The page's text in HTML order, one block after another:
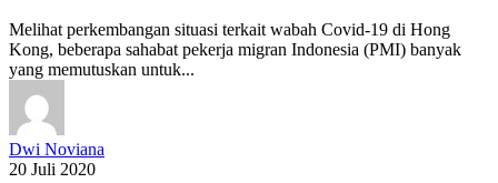
Melihat perkembangan situasi terkait wabah Covid-19 di Hong
Kong, beberapa sahabat pekerja migran Indonesia (PMI) banyak
yang memutuskan untuk...
Dwi Noviana
20 Juli 2020